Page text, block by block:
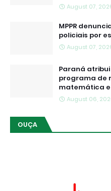
August 07,
MPPR
policiais por
August 07,
Paraná
programa de
matemática
August 06,
OUÇA